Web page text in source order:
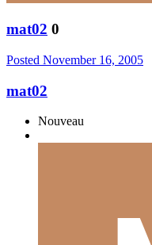
mat02 0
Posted November 16, 2005
mat02
Nouveau